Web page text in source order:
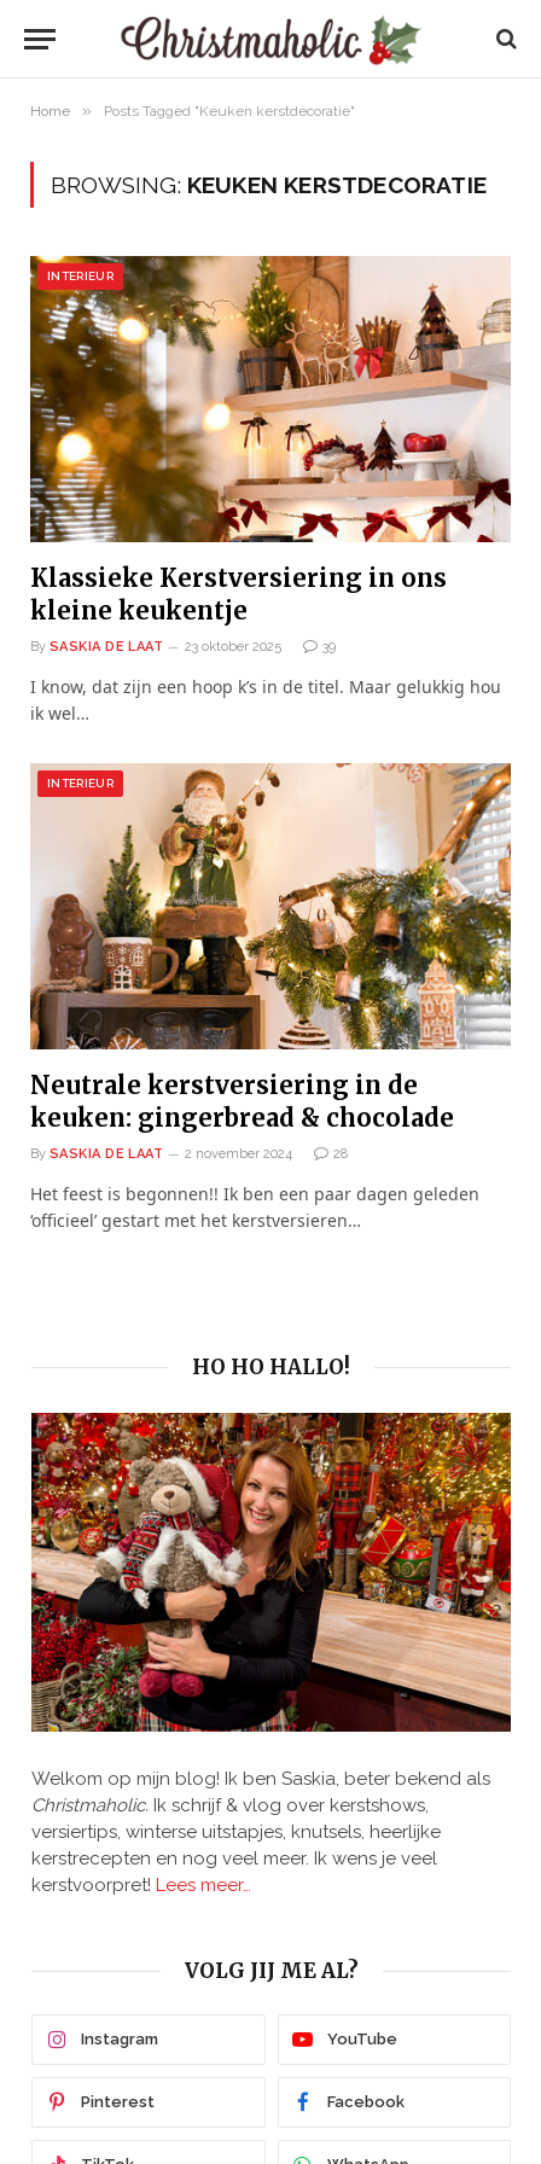
Home » Posts Tagged "Keuken kerstdecoratie"
BROWSING: KEUKEN KERSTDECORATIE
INTERIEUR
Klassieke Kerstversiering in ons
kleine keukentje
By SASKIA DE LAAT 23 oktober 2025 39
I know, dat zijn een hoop k’s in de titel. Maar gelukkig hou
ik wel…
INTERIEUR
Neutrale kerstversiering in de
keuken: gingerbread & chocolade
By SASKIA DE LAAT 2 november 2024 28
Het feest is begonnen!! Ik ben een paar dagen geleden
‘officieel’ gestart met het kerstversieren…
HO HO HALLO!
Welkom op mijn blog! Ik ben Saskia, beter bekend als
Christmaholic. Ik schrijf & vlog over kerstshows,
versiertips, winterse uitstapjes, knutsels, heerlijke
kerstrecepten en nog veel meer. Ik wens je veel
kerstvoorpret! Lees meer…
VOLG JIJ ME AL?
Instagram YouTube
Pinterest Facebook